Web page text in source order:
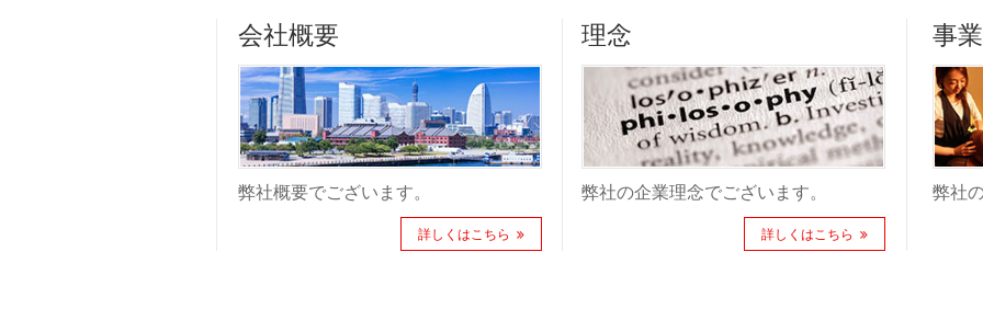
会社概要
弊社概要でございます。
詳しくはこちら
理念
弊社の企業理念でございます。
詳しくはこちら
事
弊社